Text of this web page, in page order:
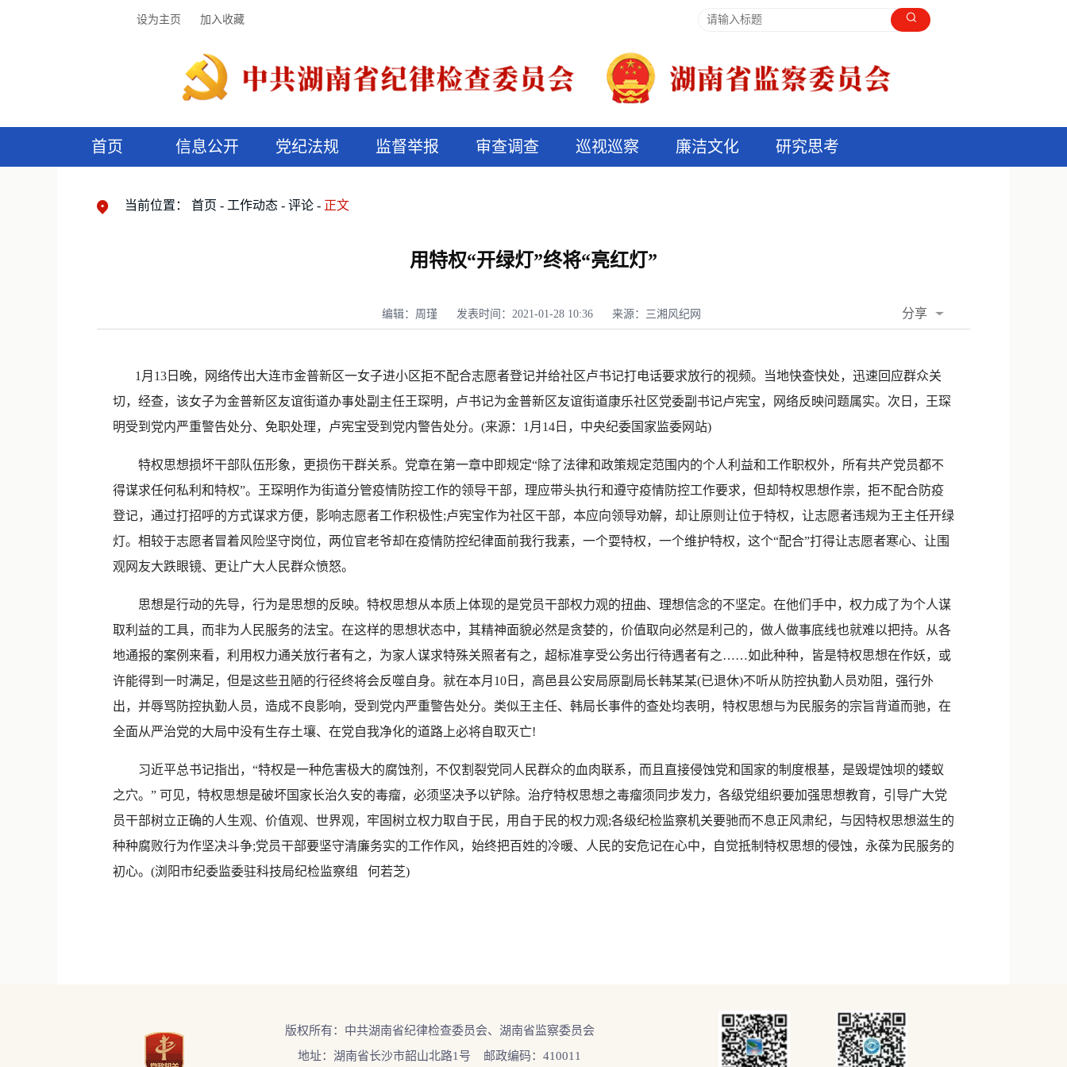
设为主页 加入收藏
首页 信息公开 党纪法规 监督举报 审查调查 巡视巡察 廉洁文化 研究思考
当前位置： 首页 工作动态 评论 正文
用特权“开绿灯”终将“亮红灯”
编辑：周瑾 发表时间：2021-01-28 10:36 来源：三湘风纪网 分享
新浪微博
QQ
1月13日晚，网络传出大连市金普新区一女子进小区拒不配合志愿者登记并给社区卢书记打电话要求放行的视频。当地快查快处，迅速回应群众关
切，经查，该女子为金普新区友谊街道办事处副主任王琛明，卢书记为金普新区友谊街道康乐社区党委副书记卢宪宝，网络反映问题属实。次日，王琛
明受到党内严重警告处分、免职处理，卢宪宝受到党内警告处分。(来源：1月14日，中央纪委国家监委网站)
特权思想损坏干部队伍形象，更损伤干群关系。党章在第一章中即规定“除了法律和政策规定范围内的个人利益和工作职权外，所有共产党员都不
得谋求任何私利和特权”。王琛明作为街道分管疫情防控工作的领导干部，理应带头执行和遵守疫情防控工作要求，但却特权思想作祟，拒不配合防疫
登记，通过打招呼的方式谋求方便，影响志愿者工作积极性;卢宪宝作为社区干部，本应向领导劝解，却让原则让位于特权，让志愿者违规为王主任开绿
灯。相较于志愿者冒着风险坚守岗位，两位官老爷却在疫情防控纪律面前我行我素，一个耍特权，一个维护特权，这个“配合”打得让志愿者寒心、让围
观网友大跌眼镜、更让广大人民群众愤怒。
思想是行动的先导，行为是思想的反映。特权思想从本质上体现的是党员干部权力观的扭曲、理想信念的不坚定。在他们手中，权力成了为个人谋
取利益的工具，而非为人民服务的法宝。在这样的思想状态中，其精神面貌必然是贪婪的，价值取向必然是利己的，做人做事底线也就难以把持。从各
地通报的案例来看，利用权力通关放行者有之，为家人谋求特殊关照者有之，超标准享受公务出行待遇者有之……如此种种，皆是特权思想在作妖，或
许能得到一时满足，但是这些丑陋的行径终将会反噬自身。就在本月10日，高邑县公安局原副局长韩某某(已退休)不听从防控执勤人员劝阻，强行外
出，并辱骂防控执勤人员，造成不良影响，受到党内严重警告处分。类似王主任、韩局长事件的查处均表明，特权思想与为民服务的宗旨背道而驰，在
全面从严治党的大局中没有生存土壤、在党自我净化的道路上必将自取灭亡!
习近平总书记指出，“特权是一种危害极大的腐蚀剂，不仅割裂党同人民群众的血肉联系，而且直接侵蚀党和国家的制度根基，是毁堤蚀坝的蝼蚁
之穴。” 可见，特权思想是破坏国家长治久安的毒瘤，必须坚决予以铲除。治疗特权思想之毒瘤须同步发力，各级党组织要加强思想教育，引导广大党
员干部树立正确的人生观、价值观、世界观，牢固树立权力取自于民，用自于民的权力观;各级纪检监察机关要驰而不息正风肃纪，与因特权思想滋生的
种种腐败行为作坚决斗争;党员干部要坚守清廉务实的工作作风，始终把百姓的冷暖、人民的安危记在心中，自觉抵制特权思想的侵蚀，永葆为民服务的
初心。(浏阳市纪委监委驻科技局纪检监察组 何若芝)
版权所有：中共湖南省纪律检查委员会、湖南省监察委员会
地址：湖南省长沙市韶山北路1号 邮政编码：410011